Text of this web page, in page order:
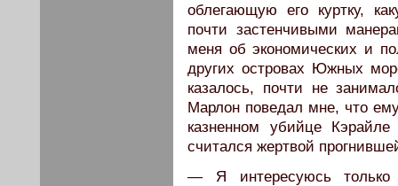
облегающую его куртку,
почти застенчивыми
меня об экономических и
других островах Южных
казалось, почти не
Марлон поведал мне, что
казненном убийце
считался жертвой
— Я интересуюсь только